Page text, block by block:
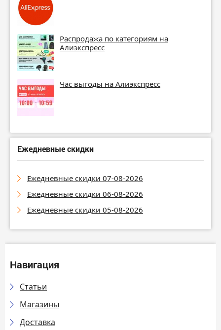
Распродажа по категориям на
Алиэкспресс
Час выгоды на Алиэкспресс
Ежедневные скидки
Ежедневные скидки 07-08-2026
Ежедневные скидки 06-08-2026
Ежедневные скидки 05-08-2026
Навигация
Статьи
Магазины
Доставка